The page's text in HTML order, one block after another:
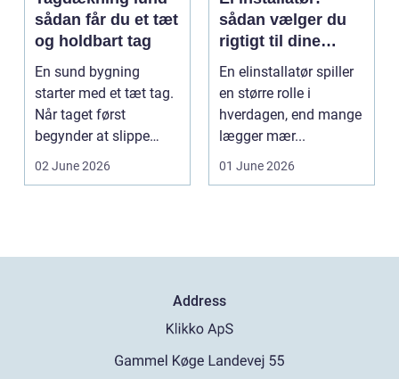
sådan får du et tæt
og holdbart tag
En sund bygning
starter med et tæt tag.
Når taget først
begynder at slippe
vand ind, kan skaderne
02 June 2026
sådan vælger du
rigtigt til dine
elinstallationer
En elinstallatør spiller
en større rolle i
hverdagen, end mange
lægger mær...
01 June 2026
Address